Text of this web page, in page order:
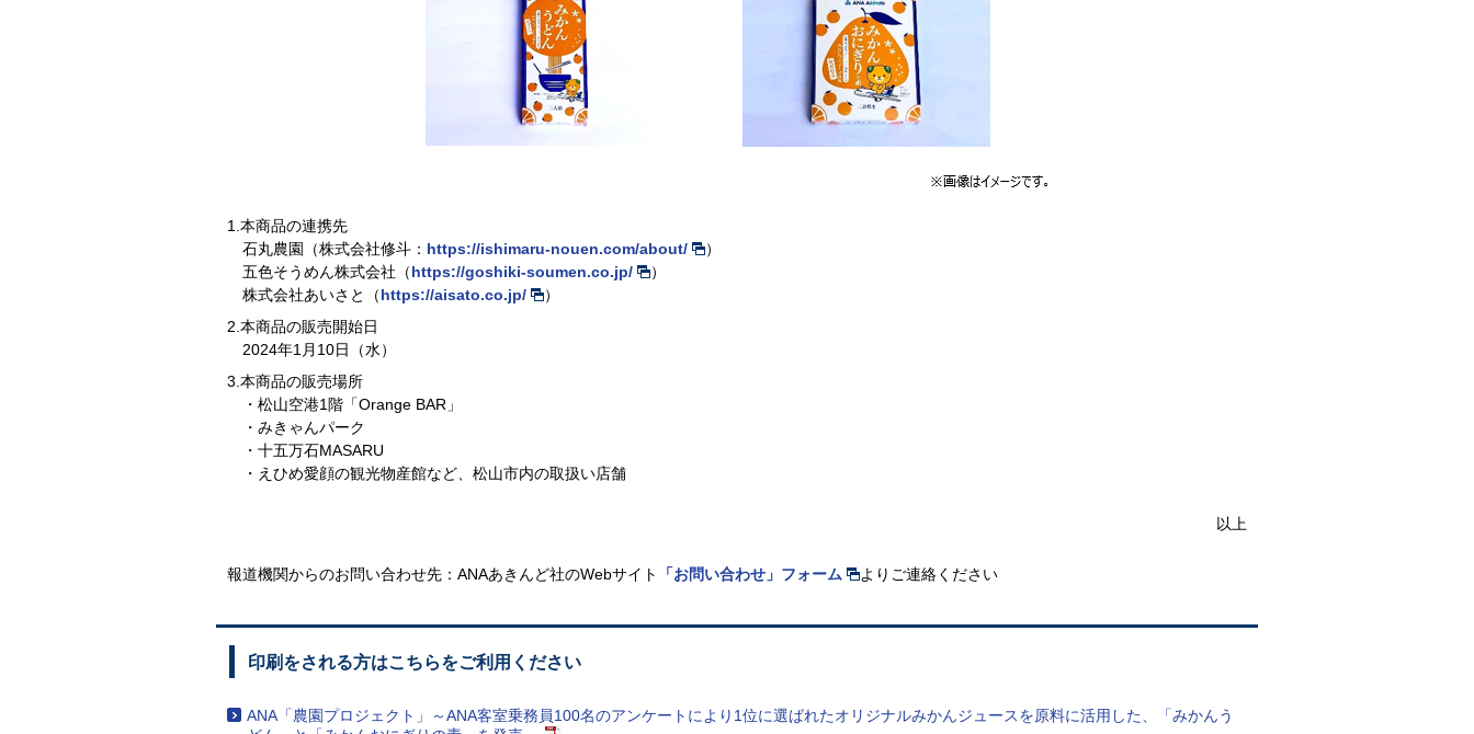
1.本商品の連携先
石丸農園（株式会社修斗： https://ishimaru-nouen.com/about/
）
五色そうめん株式会社（https://goshiki-soumen.co.jp/
）
株式会社あいさと（https://aisato.co.jp/
）
2.本商品の販売開始日
2024年1月10日（水）
3.本商品の販売場所
・松山空港1階「Orange BAR」
・みきゃんパーク
・十五万石MASARU
・えひめ愛顔の観光物産館など、松山市内の取扱い店舗
以上
報道機関からのお問い合わせ先： ANAあきんど社のWebサイト 「お問い合わせ」フォーム よりご連絡ください
印刷をされる方はこちらをご利用ください
ANA「農園プロジェクト」～ANA客室乗務員100名のアンケートにより1位に選ばれたオリジナルみかんジュースを原料に活用した、「みかんう